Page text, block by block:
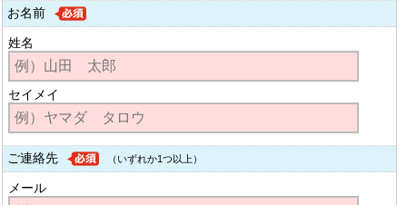
お名前
姓名
セイメイ
ご連絡先 （いずれか1つ以上）
メール